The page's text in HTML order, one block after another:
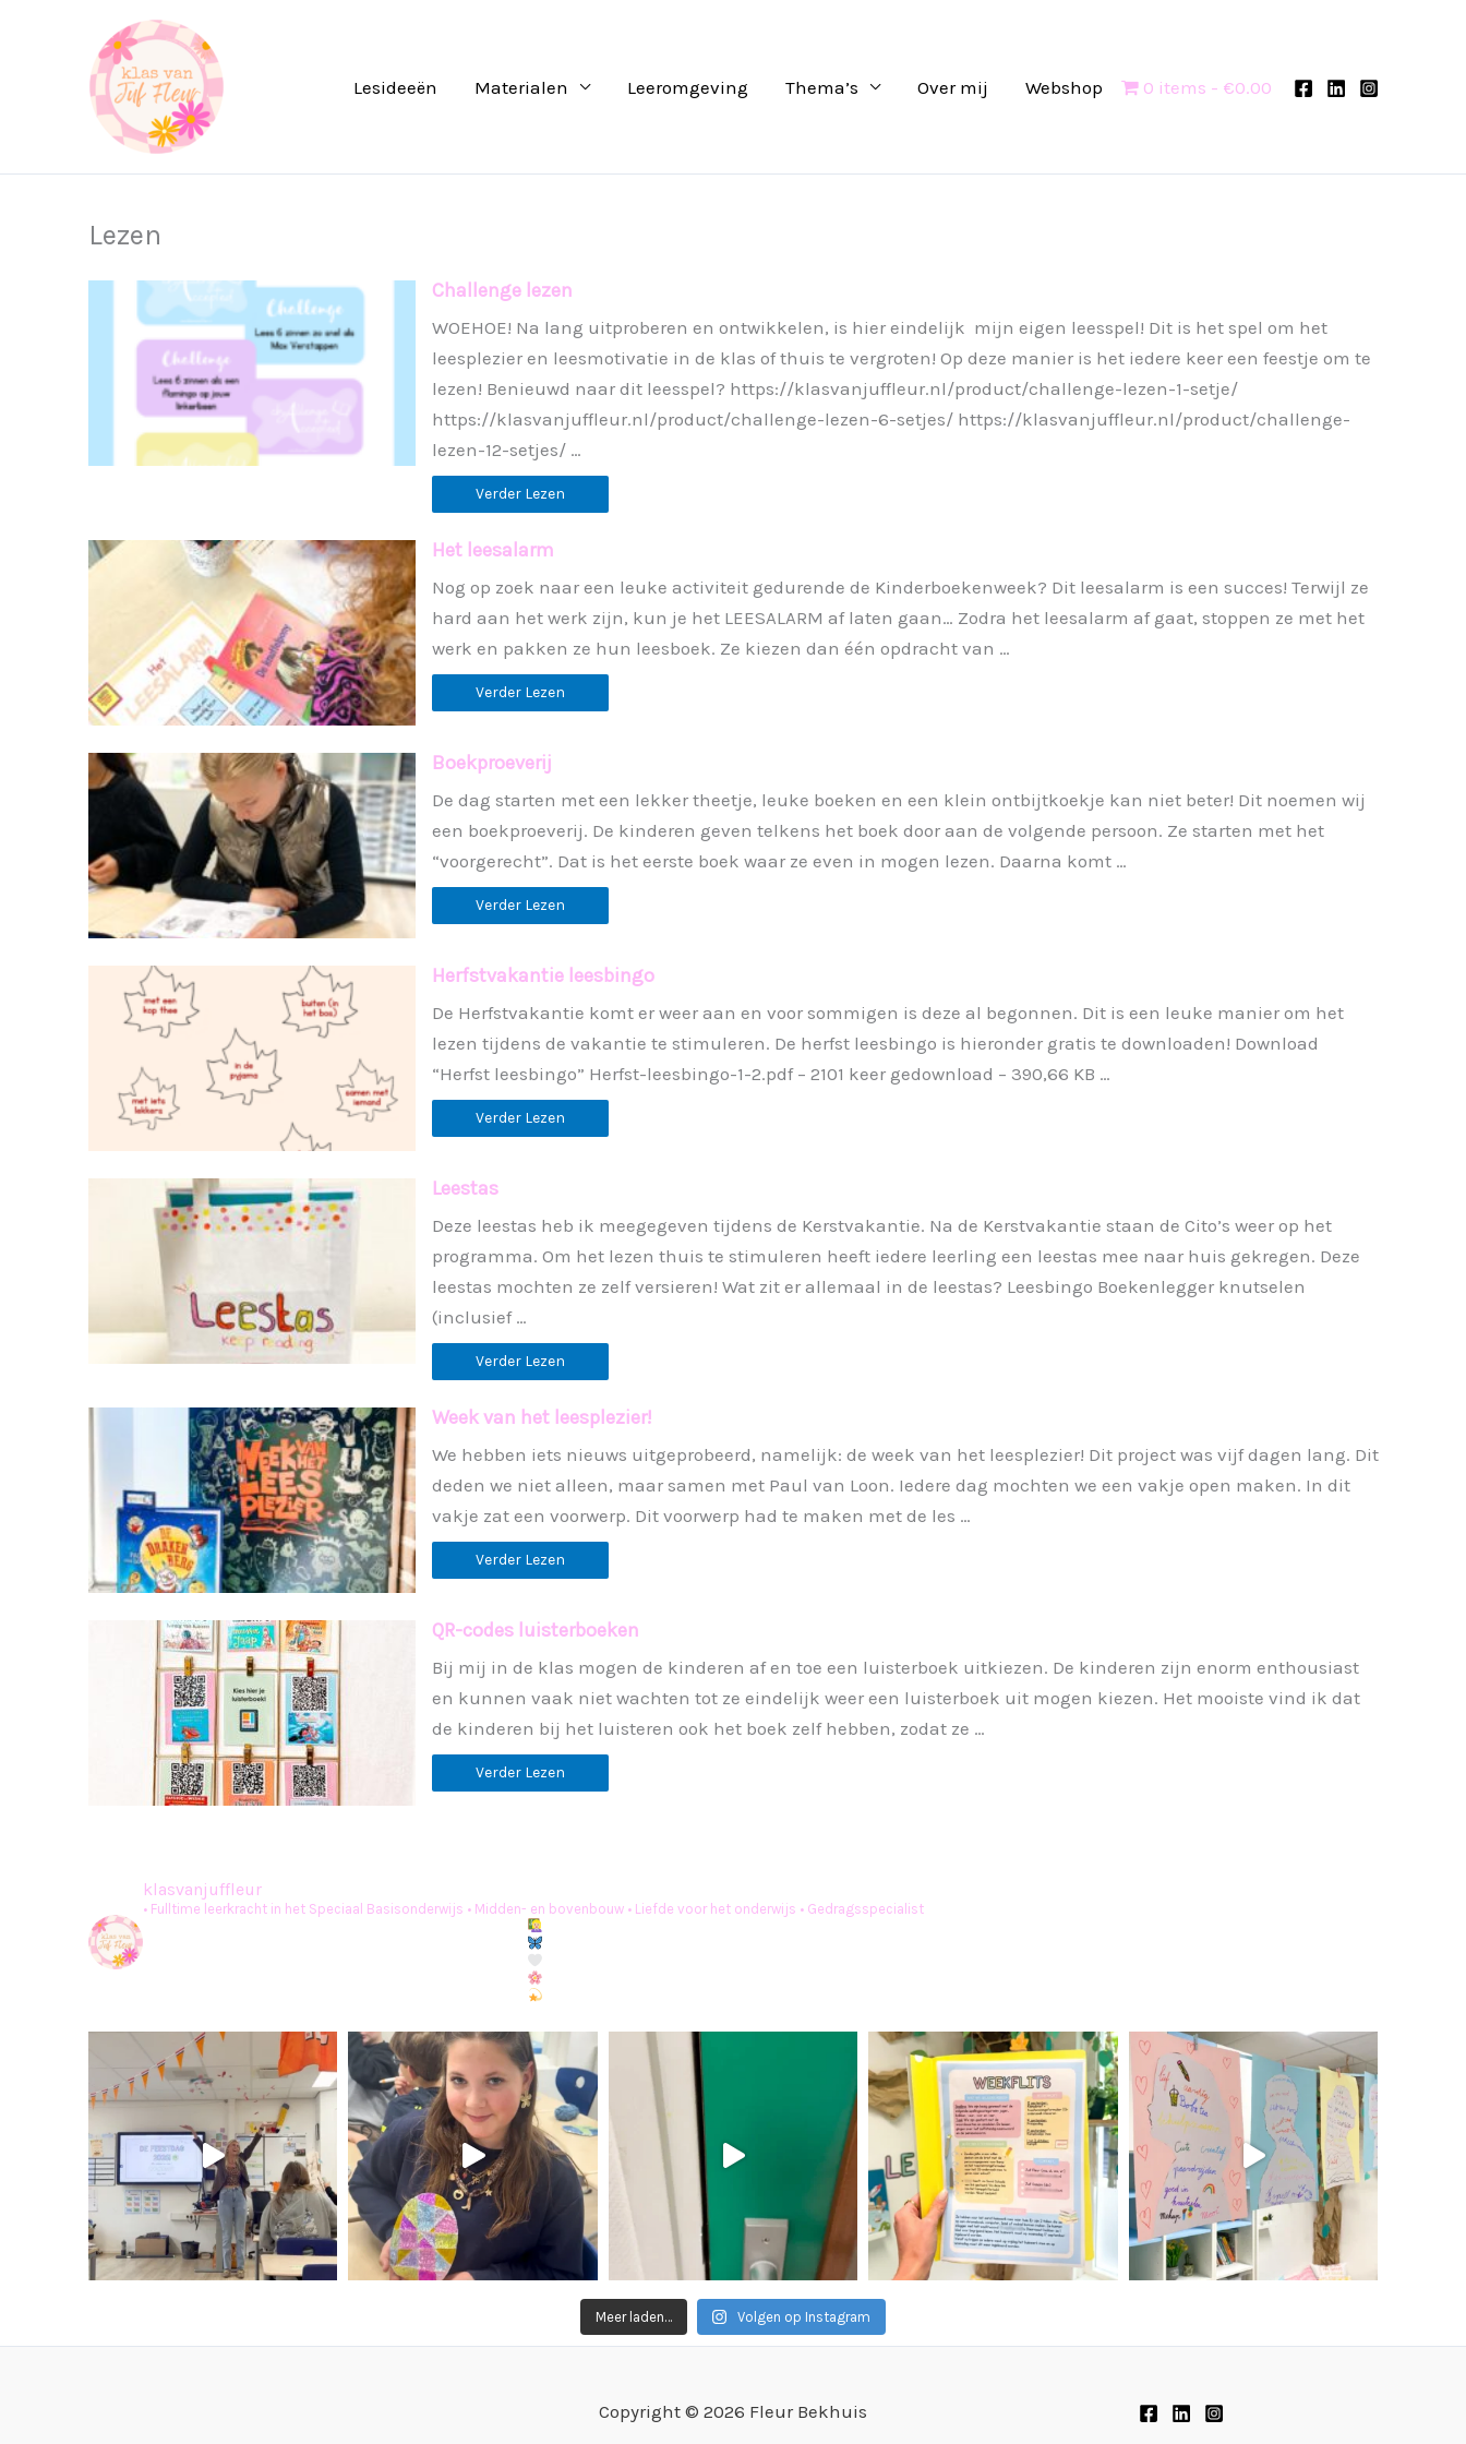
Lesideeën Materialen Leeromgeving Thema’s Over mij Webshop 0 items €0.00
Lezen
Challenge lezen
WOEHOE! Na lang uitproberen en ontwikkelen, is hier eindelijk mijn eigen leesspel! Dit is het spel om het
leesplezier en leesmotivatie in de klas of thuis te vergroten! Op deze manier is het iedere keer een feestje om te
lezen! Benieuwd naar dit leesspel? https://klasvanjuffleur.nl/product/challenge-lezen-1-setje/
https://klasvanjuffleur.nl/product/challenge-lezen-6-setjes/ https://klasvanjuffleur.nl/product/challenge-
lezen-12-setjes/ …
Verder Lezen
Het leesalarm
Nog op zoek naar een leuke activiteit gedurende de Kinderboekenweek? Dit leesalarm is een succes! Terwijl ze
hard aan het werk zijn, kun je het LEESALARM af laten gaan… Zodra het leesalarm af gaat, stoppen ze met het
werk en pakken ze hun leesboek. Ze kiezen dan één opdracht van …
Verder Lezen
Boekproeverij
De dag starten met een lekker theetje, leuke boeken en een klein ontbijtkoekje kan niet beter! Dit noemen wij
een boekproeverij. De kinderen geven telkens het boek door aan de volgende persoon. Ze starten met het
“voorgerecht”. Dat is het eerste boek waar ze even in mogen lezen. Daarna komt …
Verder Lezen
Herfstvakantie leesbingo
De Herfstvakantie komt er weer aan en voor sommigen is deze al begonnen. Dit is een leuke manier om het
lezen tijdens de vakantie te stimuleren. De herfst leesbingo is hieronder gratis te downloaden! Download
“Herfst leesbingo” Herfst-leesbingo-1-2.pdf – 2101 keer gedownload – 390,66 KB …
Verder Lezen
Leestas
Deze leestas heb ik meegegeven tijdens de Kerstvakantie. Na de Kerstvakantie staan de Cito’s weer op het
programma. Om het lezen thuis te stimuleren heeft iedere leerling een leestas mee naar huis gekregen. Deze
leestas mochten ze zelf versieren! Wat zit er allemaal in de leestas? Leesbingo Boekenlegger knutselen
(inclusief …
Verder Lezen
Week van het leesplezier!
We hebben iets nieuws uitgeprobeerd, namelijk: de week van het leesplezier! Dit project was vijf dagen lang. Dit
deden we niet alleen, maar samen met Paul van Loon. Iedere dag mochten we een vakje open maken. In dit
vakje zat een voorwerp. Dit voorwerp had te maken met de les …
Verder Lezen
QR-codes luisterboeken
Bij mij in de klas mogen de kinderen af en toe een luisterboek uitkiezen. De kinderen zijn enorm enthousiast
en kunnen vaak niet wachten tot ze eindelijk weer een luisterboek uit mogen kiezen. Het mooiste vind ik dat
de kinderen bij het luisteren ook het boek zelf hebben, zodat ze …
Verder Lezen
klasvanjuffleur
• Fulltime leerkracht in het Speciaal Basisonderwijs • Midden- en bovenbouw• Liefde voor het onderwijs • Gedragsspecialist
Meer laden… Volgen op Instagram
Copyright © 2026 Fleur Bekhuis